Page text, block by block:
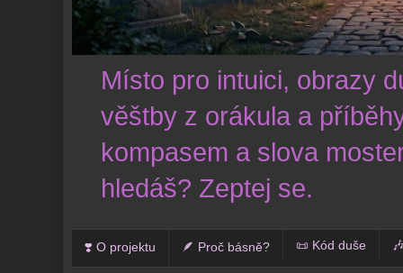
Místo pro intuici, obrazy
věštby z orákula a
kompasem a slova
hledáš? Zeptej se.
❣️ O projektu 🪶 Proč básně? 📜 Kód duše